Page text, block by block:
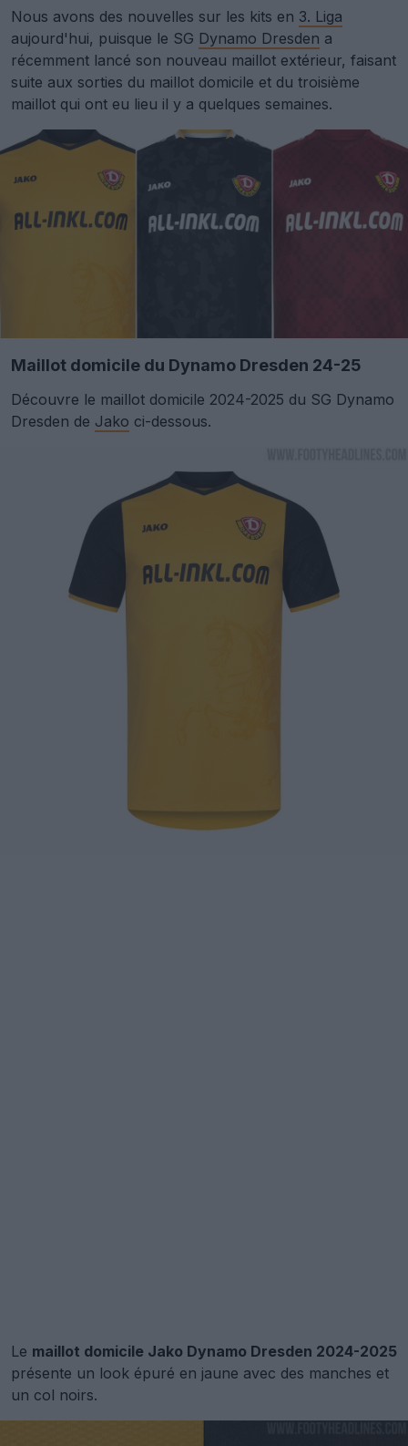
Nous avons des nouvelles sur les kits en 3. Liga
aujourd'hui, puisque le SG Dynamo Dresden a
récemment lancé son nouveau maillot extérieur, faisant
suite aux sorties du maillot domicile et du troisième
maillot qui ont eu lieu il y a quelques semaines.
Maillot domicile du Dynamo Dresden 24-25
Découvre le maillot domicile 2024-2025 du SG Dynamo
Dresden de Jako ci-dessous.
Le maillot domicile Jako Dynamo Dresden 2024-2025
présente un look épuré en jaune avec des manches et
un col noirs.